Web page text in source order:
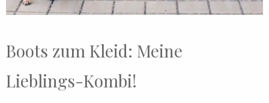
Boots zum Kleid: Meine
Lieblings-Kombi!